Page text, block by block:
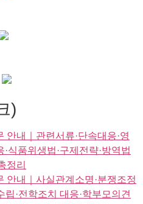
)
안내｜관련서류·단속대응·영
식품위생법·구제전략·방역법
정리
안내｜사실관계소명·분쟁조정
립·전학조치 대응·학부모의견